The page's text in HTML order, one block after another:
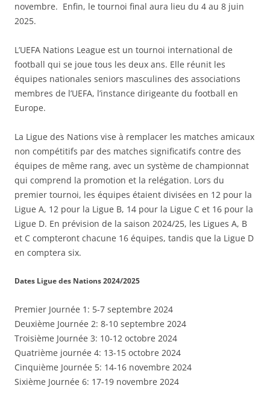
novembre. Enfin, le tournoi final aura lieu du 4 au 8 juin
2025.
L’UEFA Nations League est un tournoi international de
football qui se joue tous les deux ans. Elle réunit les
équipes nationales seniors masculines des associations
membres de l’UEFA, l’instance dirigeante du football en
Europe.
La Ligue des Nations vise à remplacer les matches amicaux
non compétitifs par des matches significatifs contre des
équipes de même rang, avec un système de championnat
qui comprend la promotion et la relégation. Lors du
premier tournoi, les équipes étaient divisées en 12 pour la
Ligue A, 12 pour la Ligue B, 14 pour la Ligue C et 16 pour la
Ligue D. En prévision de la saison 2024/25, les Ligues A, B
et C compteront chacune 16 équipes, tandis que la Ligue D
en comptera six.
Dates Ligue des Nations 2024/2025
Premier Journée 1: 5-7 septembre 2024
Deuxième Journée 2: 8-10 septembre 2024
Troisième Journée 3: 10-12 octobre 2024
Quatrième journée 4: 13-15 octobre 2024
Cinquième Journée 5: 14-16 novembre 2024
Sixième Journée 6: 17-19 novembre 2024